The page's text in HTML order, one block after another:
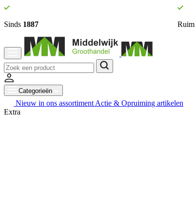
Sinds 1887 Ruim
Categorieën
Nieuw in ons assortiment Actie & Opruiming artikelen
Extra